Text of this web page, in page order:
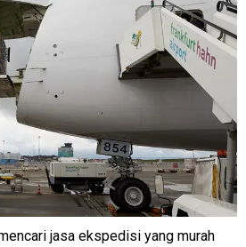
jasa ekspedisi yang murah